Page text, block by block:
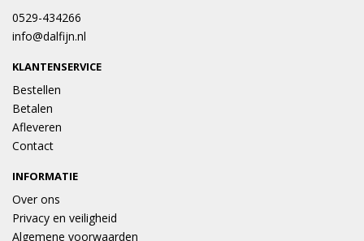
0529-434266
info@dalfijn.nl
KLANTENSERVICE
Bestellen
Betalen
Afleveren
Contact
INFORMATIE
Over ons
Privacy en veiligheid
Algemene voorwaarden